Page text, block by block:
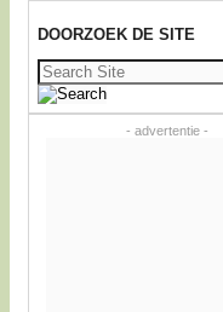
DOORZOEK DE SITE
Zoeken
naar:
- advertentie -